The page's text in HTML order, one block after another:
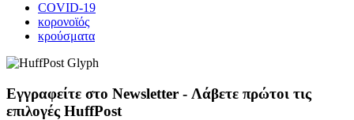
COVID-19
κορονοϊός
κρούσματα
Εγγραφείτε στο Newsletter - Λάβετε πρώτοι τις
επιλογές HuffPost